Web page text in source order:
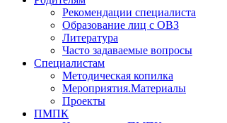
Рекомендации специалиста
Образование лиц с ОВЗ
Литература
Часто задаваемые вопросы
Специалистам
Методическая копилка
Мероприятия.Материалы
Проекты
ПМПК